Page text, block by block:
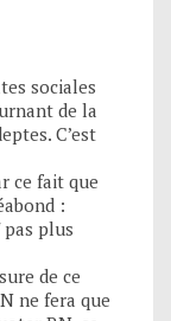
sociales
de la
C’est
ce fait que
:
plus
de ce
ne fera que